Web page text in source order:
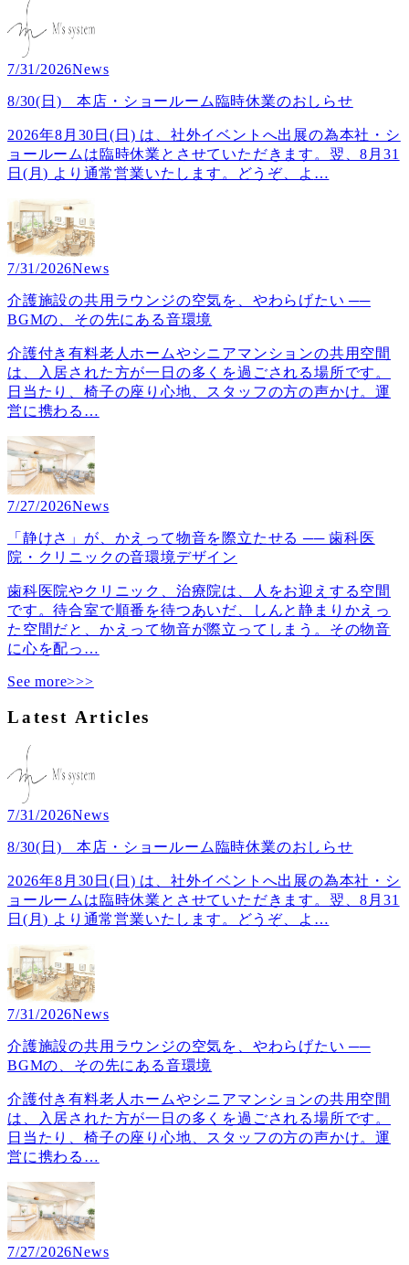
7/31/2026News
8/30(日) 本店・ショールーム臨時休業のおしらせ
2026年8月30日(日) は、社外イベントへ出展の為本社・シ
ョールームは臨時休業とさせていただきます。翌、8月31
日(月) より通常営業いたします。どうぞ、よ …
7/31/2026News
介護施設の共用ラウンジの空気を、やわらげたい ──
BGMの、その先にある音環境
介護付き有料老人ホームやシニアマンションの共用空間
は、入居された方が一日の多くを過ごされる場所です。
日当たり、椅子の座り心地、スタッフの方の声かけ。運
営に携わる …
7/27/2026News
「静けさ」が、かえって物音を際立たせる ── 歯科医
院・クリニックの音環境デザイン
歯科医院やクリニック、治療院は、人をお迎えする空間
です。待合室で順番を待つあいだ、しんと静まりかえっ
た空間だと、かえって物音が際立ってしまう。その物音
に心を配っ …
See more>>>
Latest Articles
7/31/2026News
8/30(日) 本店・ショールーム臨時休業のおしらせ
2026年8月30日(日) は、社外イベントへ出展の為本社・シ
ョールームは臨時休業とさせていただきます。翌、8月31
日(月) より通常営業いたします。どうぞ、よ …
7/31/2026News
介護施設の共用ラウンジの空気を、やわらげたい ──
BGMの、その先にある音環境
介護付き有料老人ホームやシニアマンションの共用空間
は、入居された方が一日の多くを過ごされる場所です。
日当たり、椅子の座り心地、スタッフの方の声かけ。運
営に携わる …
7/27/2026News